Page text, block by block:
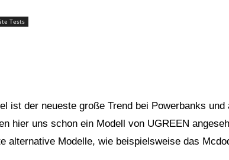
Tests
ist der neueste große Trend bei Powerbanks und
hier uns schon ein Modell von UGREEN
alternative Modelle, wie beispielsweise das